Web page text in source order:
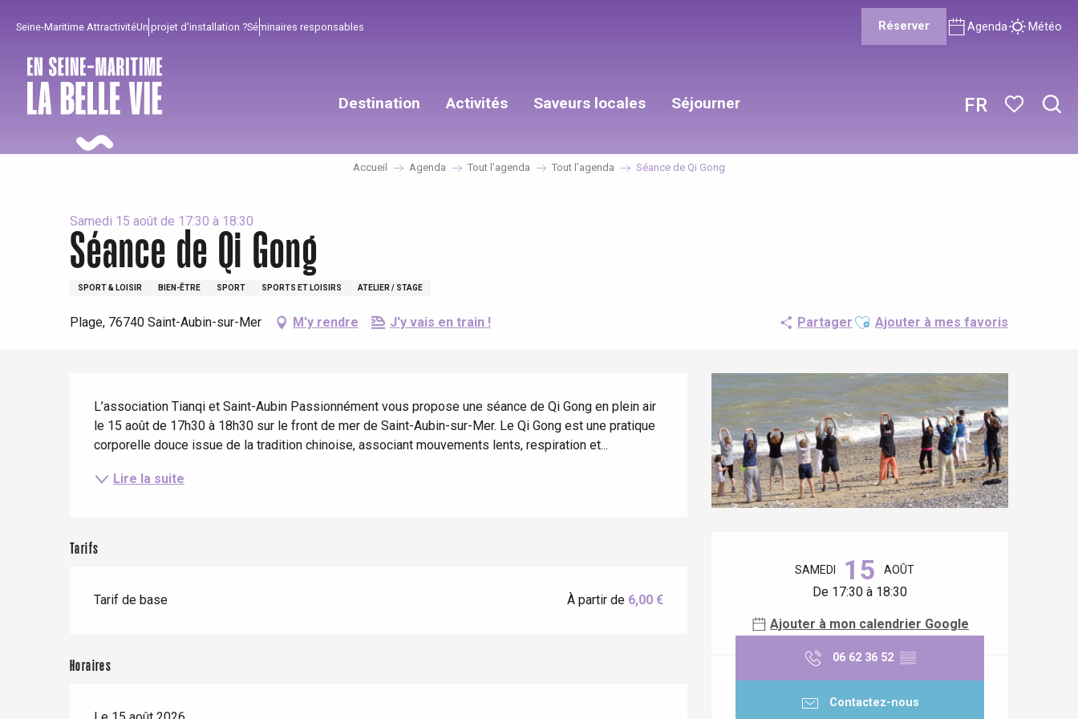
principal
FR
Seine-Maritime AttractivitéUn projet d'installation ?Séminaires responsables Réserver Agenda Météo
Destination Activités
Pour profiter
Tout l'agenda
Avec les enfants
Entre amis
Saveurs locales
Incontournables
Lieux branchés
Séjourner
Bien de chez nous !
Séjours en bord de
Séjours à vélo
Accueil Agenda Tout l’agenda Tout l’agenda Séance de Qi Gong
Samedi 15 août de 17:30 à 18:30
Séance de Qi Gong
SPORT & LOISIR BIEN-ÊTRE SPORT SPORTS ET LOISIRS ATELIER / STAGE
Plage, 76740 Saint-Aubin-sur-Mer M'y rendre J'y vais en train ! Partager Ajouter aux favoris
Ajouter à mes favoris
SAMEDI 15 AOÛT
De 17:30 à 18:30
Ajouter à mon calendrier Google
06 62 36 52 ▒▒
Contactez-nous
L’association Tianqi et Saint-Aubin Passionnément vous propose une séance de Qi Gong en plein air
le 15 août de 17h30 à 18h30 sur le front de mer de Saint-Aubin-sur-Mer. Le Qi Gong est une pratique
corporelle douce issue de la tradition chinoise, associant mouvements lents, respiration et...
Lire la suite
Tarifs
Tarif de base À partir de 6,00 €
Horaires